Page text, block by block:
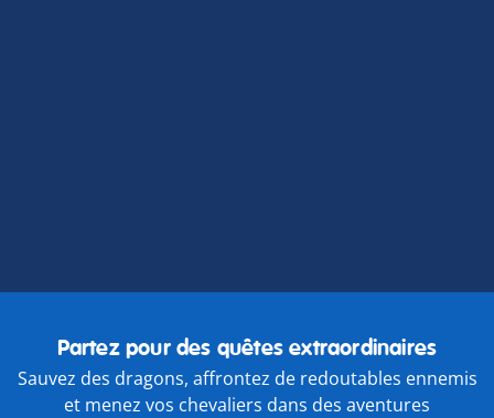
Partez pour des quêtes extraordinaires
Sauvez des dragons, affrontez de redoutables ennemis
et menez vos chevaliers dans des aventures